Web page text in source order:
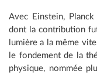
Avec Einstein,
dont la contribution
lumière a la même
le fondement de la
physique, nommée